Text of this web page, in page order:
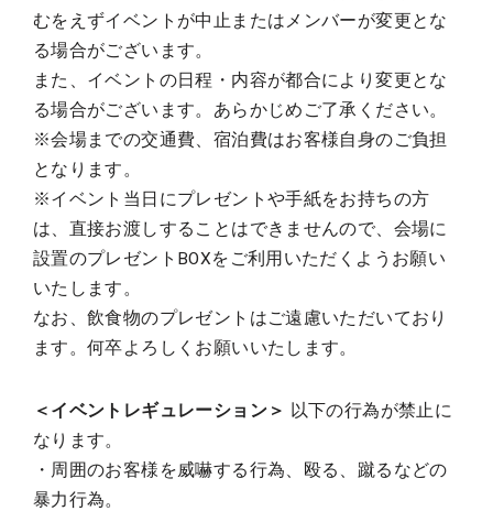
むをえずイベントが中止またはメンバーが変更とな
る場合がございます。
また、イベントの日程・内容が都合により変更とな
る場合がございます。あらかじめご了承ください。
※会場までの交通費、宿泊費はお客様自身のご負担
となります。
※イベント当日にプレゼントや手紙をお持ちの方
は、直接お渡しすることはできませんので、会場に
設置のプレゼントBOXをご利用いただくようお願い
いたします。
なお、飲食物のプレゼントはご遠慮いただいており
ます。何卒よろしくお願いいたします。
＜イベントレギュレーション＞
以下の行為が禁止に
なります。
・周囲のお客様を威嚇する行為、殴る、蹴るなどの
暴力行為。